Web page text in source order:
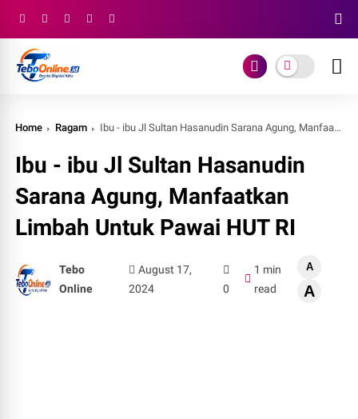
Home Ragam Ibu - ibu Jl Sultan Hasanudin Sarana Agung, Manfaatkan Limbah Untuk Pawai HUT RI
Ibu - ibu Jl Sultan Hasanudin
Sarana Agung, Manfaatkan
Limbah Untuk Pawai HUT RI
Tebo
Online
August 17,
2024
0
1 min
read
A
A